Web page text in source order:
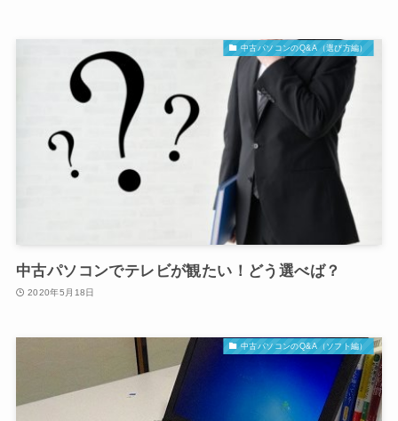
中古パソコンのQ&A（選び方編）
中古パソコンでテレビが観たい！どう選べば？
2020年5月18日
中古パソコンのQ&A（ソフト編）